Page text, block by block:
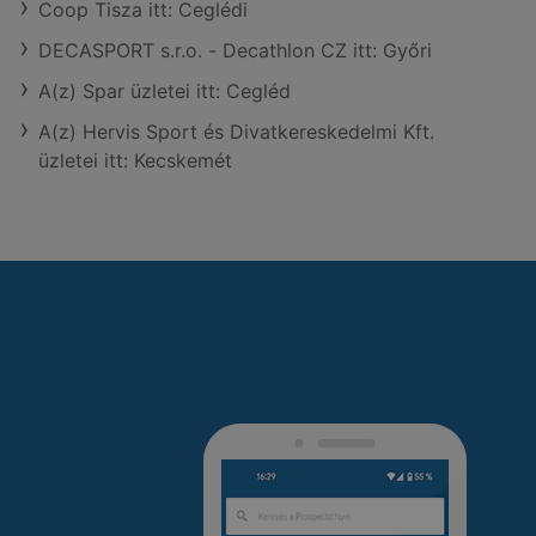
Coop Tisza itt: Ceglédi
DECASPORT s.r.o. - Decathlon CZ itt: Győri
A(z) Spar üzletei itt: Cegléd
A(z) Hervis Sport és Divatkereskedelmi Kft.
üzletei itt: Kecskemét